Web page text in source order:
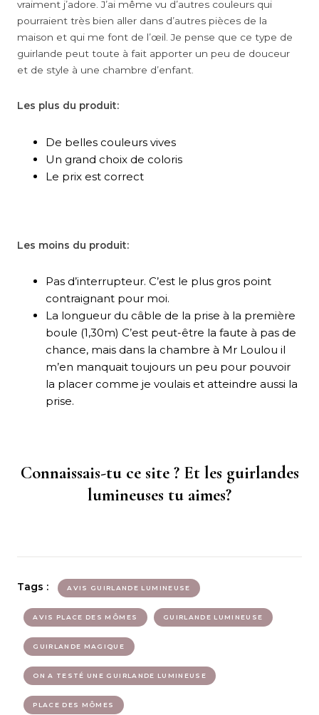
vraiment j’adore. J’ai même vu d’autres couleurs qui
pourraient très bien aller dans d’autres pièces de la
maison et qui me font de l’œil. Je pense que ce type de
guirlande peut toute à fait apporter un peu de douceur
et de style à une chambre d’enfant.
Les plus du produit:
De belles couleurs vives
Un grand choix de coloris
Le prix est correct
Les moins du produit:
Pas d’interrupteur. C’est le plus gros point
contraignant pour moi.
La longueur du câble de la prise à la première
boule (1,30m) C’est peut-être la faute à pas de
chance, mais dans la chambre à Mr Loulou il
m’en manquait toujours un peu pour pouvoir
la placer comme je voulais et atteindre aussi la
prise.
Connaissais-tu ce site ? Et les guirlandes
lumineuses tu aimes?
Tags : AVIS GUIRLANDE LUMINEUSE
AVIS PLACE DES MÔMES GUIRLANDE LUMINEUSE
GUIRLANDE MAGIQUE
ON A TESTÉ UNE GUIRLANDE LUMINEUSE
PLACE DES MÔMES